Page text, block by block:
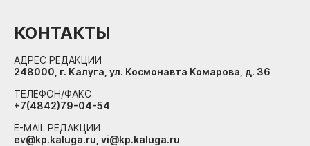
КОНТАКТЫ
АДРЕС РЕДАКЦИИ
248000, г. Калуга, ул. Космонавта Комарова, д. 36
ТЕЛЕФОН/ФАКС
+7(4842)79-04-54
E-MAIL РЕДАКЦИИ
ev@kp.kaluga.ru, vi@kp.kaluga.ru